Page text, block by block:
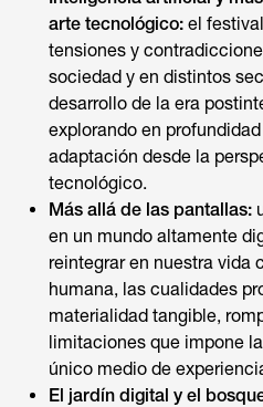
arte tecnológico: el
tensiones y
sociedad y en distintos
desarrollo de la era
explorando en
adaptación desde la
tecnológico.
Más allá de las pantallas:
en un mundo altamente
reintegrar en nuestra vida
humana, las cualidades
materialidad tangible,
limitaciones que impone
único medio de
El jardín digital y el